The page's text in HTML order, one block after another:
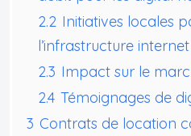
2.2 Initiatives locales
l’infrastructure internet
2.3 Impact sur le
2.4 Témoignages de
3 Contrats de location